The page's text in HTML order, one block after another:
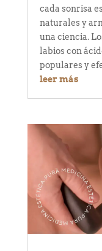
cada sonrisa
naturales y
una ciencia.
labios con
populares y
leer más